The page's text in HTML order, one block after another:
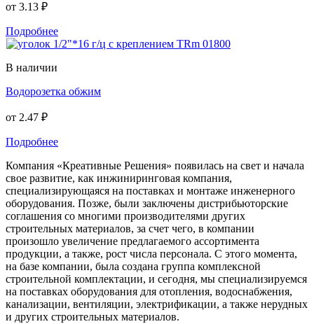
от 3.13 ₽
Подробнее
В наличии
Водорозетка обжим
от 2.47 ₽
Подробнее
Компания «Креативные Решения» появилась на свет и начала
свое развитие, как инжиниринговая компания,
специализирующаяся на поставках и монтаже инженерного
оборудования. Позже, были заключены дистрибьюторские
соглашения со многими производителями других
строительных материалов, за счет чего, в компании
произошло увеличение предлагаемого ассортимента
продукции, а также, рост числа персонала. С этого момента,
на базе компании, была создана группа комплексной
строительной комплектации, и сегодня, мы специализируемся
на поставках оборудования для отопления, водоснабжения,
канализации, вентиляции, электрификации, а также нерудных
и других строительных материалов.